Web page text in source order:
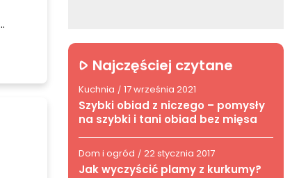
Najczęściej czytane
Kuchnia / 17 września 2021
Szybki obiad z niczego – pomysły
na szybki i tani obiad bez mięsa
Dom i ogród / 22 stycznia 2017
Jak wyczyścić plamy z kurkumy?